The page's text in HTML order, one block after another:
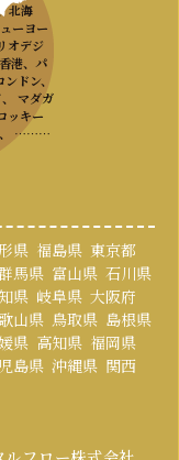
北海
ーヨー
オデジ
港、パ
ンドン、
マダガ
ッキー
、 ………
県 福島県 東京都
馬県 富山県 石川県
県 岐阜県 大阪府
山県 鳥取県 島根県
県 高知県 福岡県
島県 沖縄県 関西